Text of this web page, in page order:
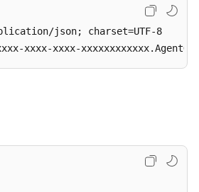
json; charset=UTF-8
xxxx-xxxx-